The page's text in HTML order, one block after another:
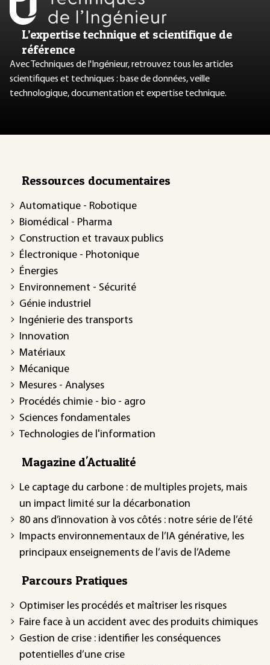
L’expertise technique et scientifique de
référence
Avec Techniques de l'Ingénieur, retrouvez tous les articles
scientifiques et techniques : base de données, veille
technologique, documentation et expertise technique.
Ressources documentaires
Automatique - Robotique
Biomédical - Pharma
Construction et travaux publics
Électronique - Photonique
Énergies
Environnement - Sécurité
Génie industriel
Ingénierie des transports
Innovation
Matériaux
Mécanique
Mesures - Analyses
Procédés chimie - bio - agro
Sciences fondamentales
Technologies de l'information
Magazine d'Actualité
Le captage du carbone : de multiples projets, mais
un impact limité sur la décarbonation
80 ans d’innovation à vos côtés : notre série de l’été
Impacts environnementaux de l’IA générative, les
principaux enseignements de l’avis de l’Ademe
Parcours Pratiques
Optimiser les procédés et maîtriser les risques
Faire face à un accident avec des produits chimiques
Gestion de crise : identifier les conséquences
potentielles d’une crise